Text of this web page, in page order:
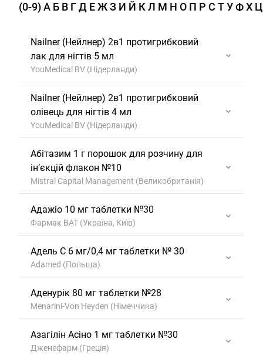
(0-9)А Б В ГД ЕЖЗ И Й К Л М Н О П Р С ТУФХ Ц
Nailner (Нейлнер) 2в1 протигрибковий
лак для нігтів 5 мл
YouMedical BV (Нідерланди)
Nailner (Нейлнер) 2в1 протигрибковий
олівець для нігтів 4 мл
YouMedical BV (Нідерланди)
Абітазим 1 г порошок для розчину для
ін’єкцій флакон №10
Mistral Capital Management (Великобританія)
Адажіо 10 мг таблетки №30
Фармак ВАТ (Україна, Київ)
Адель С 6 мг/0,4 мг таблетки № 30
Adamed (Польща)
Аденурік 80 мг таблетки №28
Menarini-Von Heyden (Німеччина)
Азагілін Асіно 1 мг таблетки №30
Дженефарм (Греція)